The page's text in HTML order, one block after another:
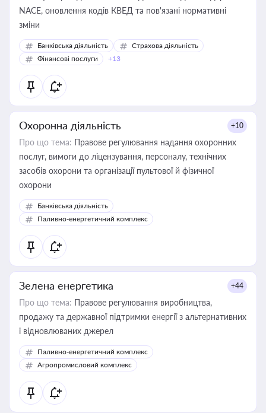
NACE, оновлення кодів КВЕД та пов'язані нормативні
зміни
Банківська діяльність
Страхова діяльність
Фінансові послуги
+13
Охоронна діяльність +10
Про що тема: Правове регулювання надання охоронних
послуг, вимоги до ліцензування, персоналу, технічних
засобів охорони та організації пультової й фізичної
охорони
Банківська діяльність
Паливно-енергетичний комплекс
Зелена енергетика +44
Про що тема: Правове регулювання виробництва,
продажу та державної підтримки енергії з альтернативних
і відновлюваних джерел
Паливно-енергетичний комплекс
Агропромисловий комплекс